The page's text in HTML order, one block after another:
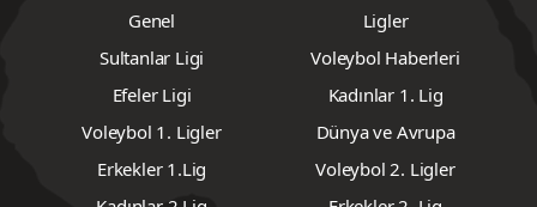
Genel
Ligler
Sultanlar Ligi
Voleybol Haberleri
Efeler Ligi
Kadınlar 1. Lig
Voleybol 1. Ligler
Dünya ve Avrupa
Erkekler 1.Lig
Voleybol 2. Ligler